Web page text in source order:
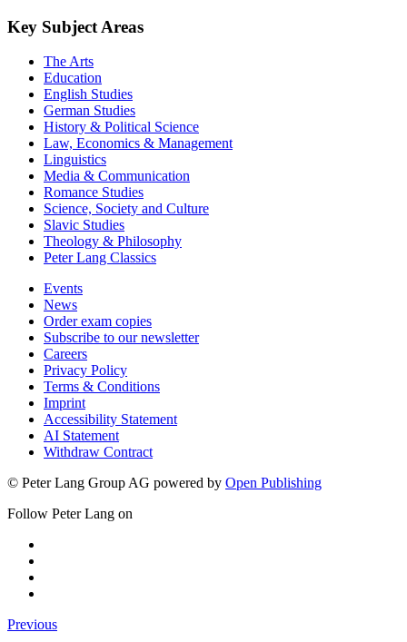
Key Subject Areas
The Arts
Education
English Studies
German Studies
History & Political Science
Law, Economics & Management
Linguistics
Media & Communication
Romance Studies
Science, Society and Culture
Slavic Studies
Theology & Philosophy
Peter Lang Classics
Events
News
Order exam copies
Subscribe to our newsletter
Careers
Privacy Policy
Terms & Conditions
Imprint
Accessibility Statement
AI Statement
Withdraw Contract
© Peter Lang Group AG powered by Open Publishing
Follow Peter Lang on
Previous